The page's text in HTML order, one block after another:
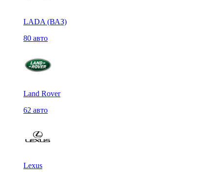
LADA (ВАЗ)
80 авто
Land Rover
62 авто
Lexus